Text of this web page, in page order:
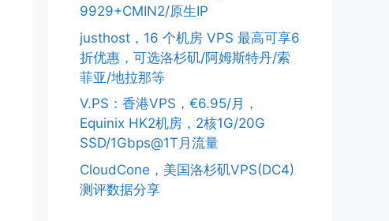
9929+CMIN2/原生IP
justhost，16 个机房 VPS 最高可享6
折优惠，可选洛杉矶/阿姆斯特丹/索
菲亚/地拉那等
V.PS：香港VPS，€6.95/月，
Equinix HK2机房，2核1G/20G
SSD/1Gbps@1T月流量
CloudCone，美国洛杉矶VPS(DC4)
测评数据分享